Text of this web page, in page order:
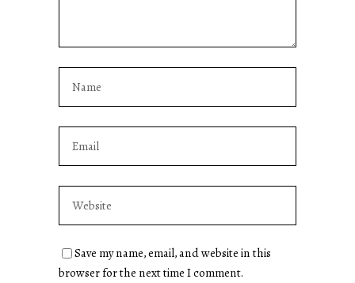
Save my name, email, and website in this
browser for the next time I comment.